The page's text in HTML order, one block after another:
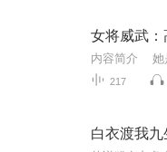
女将威武：
217
白衣渡我